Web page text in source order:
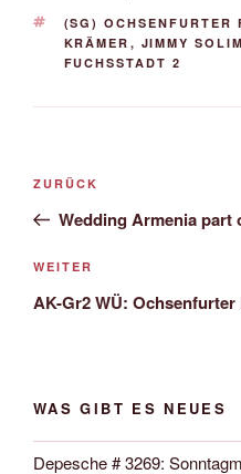
SCHLAGWÖRTER
(SG) OCHSENFURTER
KRÄMER , JIMMY
FUCHSSTADT 2
Beitrags-
Vorheriger
Beitrag
ZURÜCK
Wedding Armenia part
Nächster
Beitrag
WEITER
AK-Gr2 WÜ:
WAS GIBT ES NEUES
Depesche # 3269: